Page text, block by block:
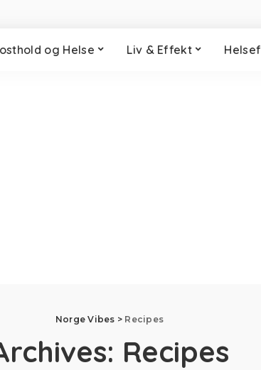
og Helse Liv & Effekt
Norge Vibes > Recipes
Recipes